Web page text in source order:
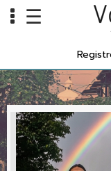
Home
Cursos
Carreras
Costos
☰